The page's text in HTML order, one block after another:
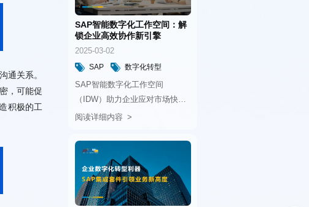
提升和业务增长。
锁企业高效协作新引擎
2025-03-02
SAP
数字化转型
ERP
阅读详细内容